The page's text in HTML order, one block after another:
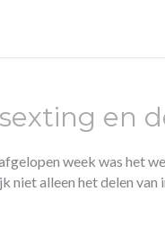
sexting en
week was het
niet alleen het delen